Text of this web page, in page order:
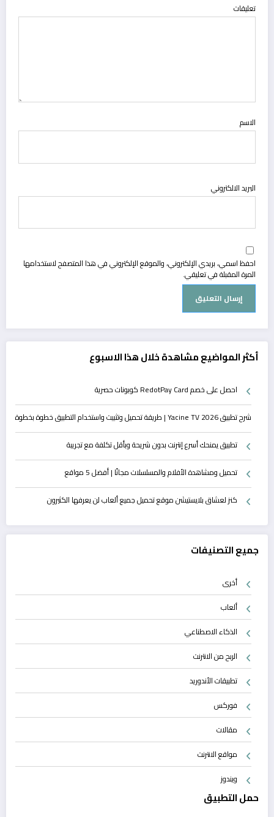
تعليقات
الاسم
البريد الالكتروني
احفظ اسمي، بريدي الإلكتروني، والموقع الإلكتروني في هذا المتصفح لاستخدامها
المرة المقبلة في تعليقي.
أكثر المواضيع مشاهدة خلال هذا الاسبوع
احصل على خصم RedotPay Card كوبونات حصرية
شرح تطبيق Yacine TV 2026 | طريقة تحميل وتثبيت واستخدام التطبيق خطوة بخطوة
تطبيق يمنحك أسرع إنترنت بدون شريحة وبأقل تكلفة مع تجريبة
تحميل ومشاهدة الأفلام والمسلسلات مجانًا | أفضل 5 مواقع
كنز لعشاق بلايستيشن موقع تحميل جميع ألعاب لن يعرفها الكثيرون
جميع التصنيفات
أخرى
ألعاب
الذكاء الاصطناعي
الربح من الانترنت
تطبيقات الأندوريد
فوركس
مقالات
مواقع الانترنت
ويندوز
حمل التطبيق